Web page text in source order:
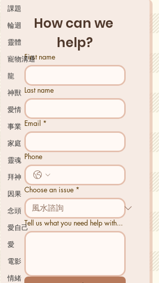
課題
輪迴
靈體
寵物溝通
龍
神獸
愛情
事業
家庭
靈魂
拜神
因果
念頭
愛自己
愛
電影
情緒
How can we
help?
First name
Last name
Email *
Phone
Choose an issue *
Tell us what you need help with...